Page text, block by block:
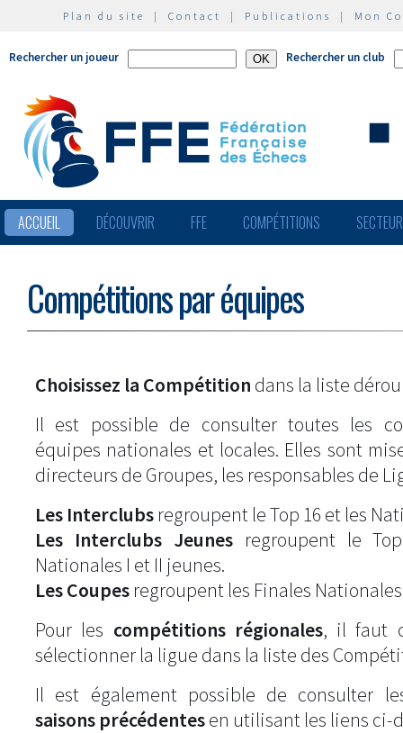
Plan du site | Contact | Publications | Mon
Rechercher un joueur Rechercher un club
ACCUEIL DÉCOUVRIR FFE COMPÉTITIONS
Compétitions par équipes
Choisissez la Compétition dans la liste
Il est possible de consulter toutes les
équipes nationales et locales. Elles sont
directeurs de Groupes, les responsables de
Les Interclubs regroupent le Top 16 et les
Les Interclubs Jeunesregroupent le
Nationales I et II jeunes.
Les Coupes regroupent les Finales
Pour les compétitions régionales, il faut
sélectionner la ligue dans la liste des
Il est également possible de consulter
saisons précédentesen utilisant les liens ci-